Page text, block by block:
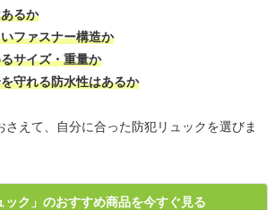
るか
ファスナー構造か
サイズ・重量か
守れる防水性はあるか
さえて、自分に合った防犯リュックを選びま
ック」のおすすめ商品を今すぐ見る